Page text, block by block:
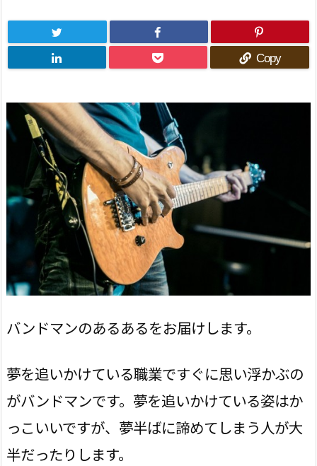
Copy
バンドマンのあるあるをお届けします。
夢を追いかけている職業ですぐに思い浮かぶの
がバンドマンです。夢を追いかけている姿はか
っこいいですが、夢半ばに諦めてしまう人が大
半だったりします。